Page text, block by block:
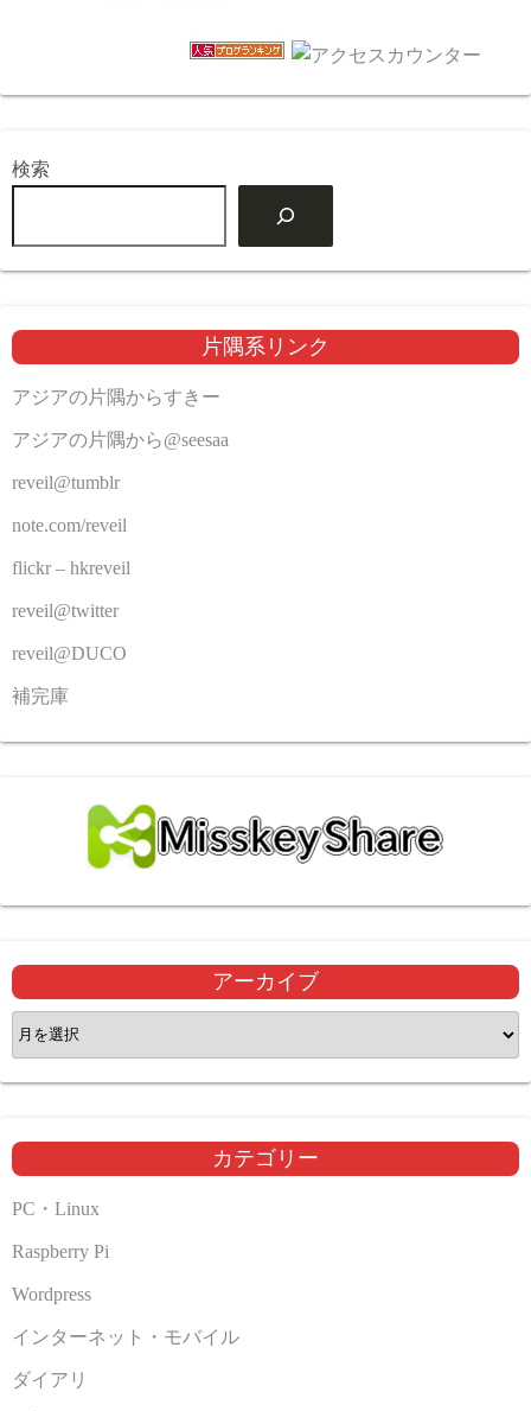
検索
片隅系リンク
アジアの片隅からすきー
アジアの片隅から@seesaa
reveil@tumblr
note.com/reveil
flickr – hkreveil
reveil@twitter
reveil@DUCO
補完庫
アーカイブ
ア
ー
カ
ブ
カテゴリー
PC・Linux
Raspberry Pi
Wordpress
インターネット・モバイル
ダイアリ